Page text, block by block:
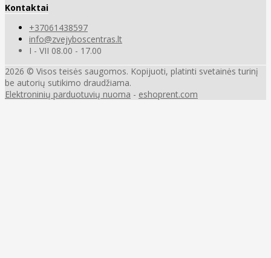
Kontaktai
+37061438597
info@zvejyboscentras.lt
I - VII 08.00 - 17.00
2026 © Visos teisės saugomos. Kopijuoti, platinti svetainės turinį
be autorių sutikimo draudžiama.
Elektroninių parduotuvių nuoma - eshoprent.com